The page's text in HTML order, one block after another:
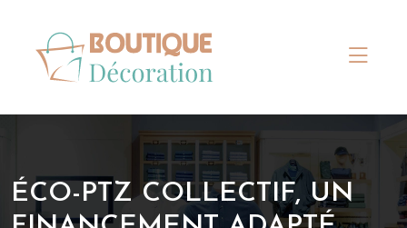
ÉCO-PTZ COLLECTIF, UN